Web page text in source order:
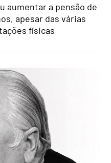
aumentar a pensão de
apesar das várias
físicas